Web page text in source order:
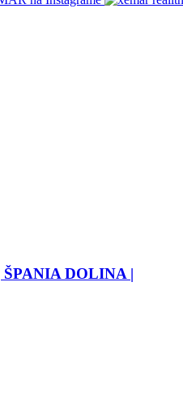
DOLINA |